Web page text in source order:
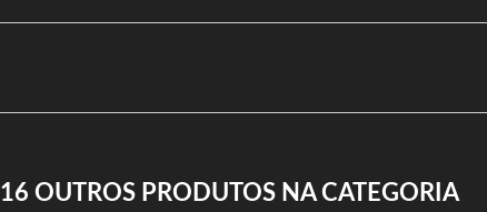
16 OUTROS PRODUTOS NA CATEGORIA